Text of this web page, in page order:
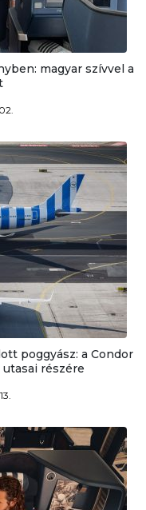
magyar szívvel a
poggyász: a Condor
részére